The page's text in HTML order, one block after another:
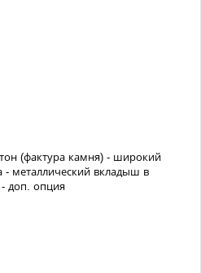
(фактура камня) - широкий
металлический вкладыш в
доп. опция